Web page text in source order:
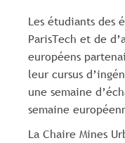
Les étudiants des
ParisTech et de
européens
leur cursus
une semaine
semaine
La Chaire Mines